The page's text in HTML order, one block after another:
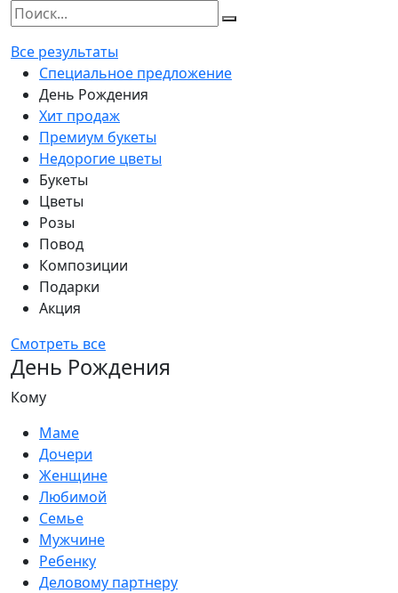
Все результаты
Специальное предложение
День Рождения
Хит продаж
Премиум букеты
Недорогие цветы
Букеты
Цветы
Розы
Повод
Композиции
Подарки
Акция
Смотреть все
День Рождения
Кому
Маме
Дочери
Женщине
Любимой
Семье
Мужчине
Ребенку
Деловому партнеру